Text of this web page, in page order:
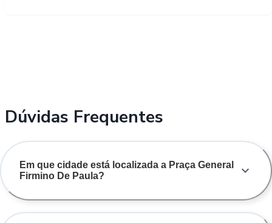
Dúvidas Frequentes
Em que cidade está localizada a Praça General
Firmino De Paula?